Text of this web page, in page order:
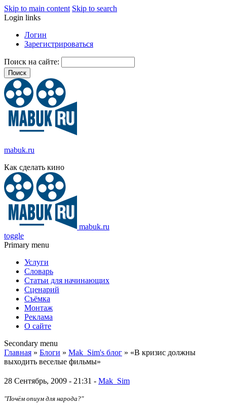
Skip to main content Skip to search
Login links
Логин
Зарегистрироваться
Поиск на сайте:
mabuk.ru
Как сделать кино
mabuk.ru
toggle
Primary menu
Услуги
Словарь
Статьи для начинающих
Сценарий
Съёмка
Монтаж
Реклама
О сайте
Secondary menu
Главная » Блоги » Mak_Sim's блог » «В кризис должны
выходить веселые фильмы»
28 Сентябрь, 2009 - 21:31 - Mak_Sim
"Почём опиум для народа?"